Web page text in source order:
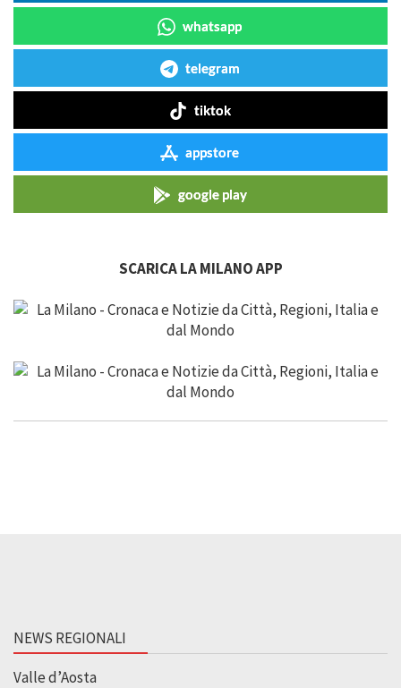
whatsapp
telegram
tiktok
appstore
google play
SCARICA LA MILANO APP
NEWS REGIONALI
Valle d’Aosta